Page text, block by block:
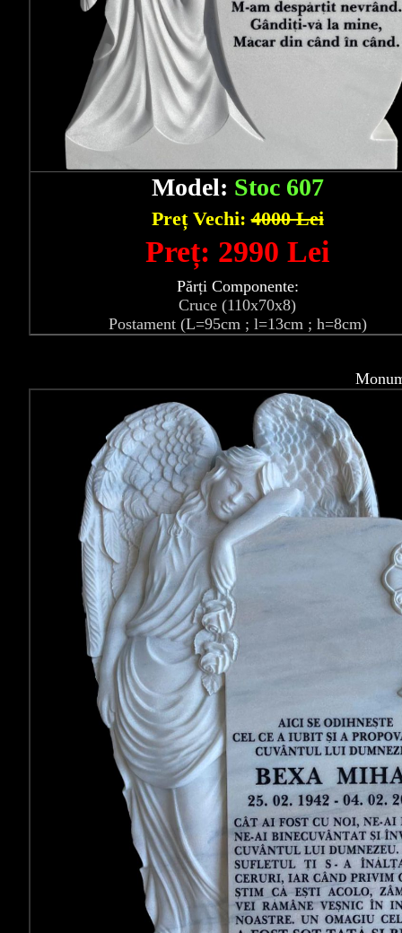
Model: Stoc 607
Preț Vechi:4000 Lei
Preț: 2990 Lei
Părți Componente:
Cruce (110x70x8)
Postament (L=95cm ; l=13cm ; h=8cm)